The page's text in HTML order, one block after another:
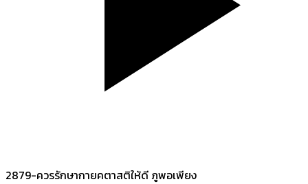
2879-ควรรักษากายคตาสติให้ดี ภูพอเพียง